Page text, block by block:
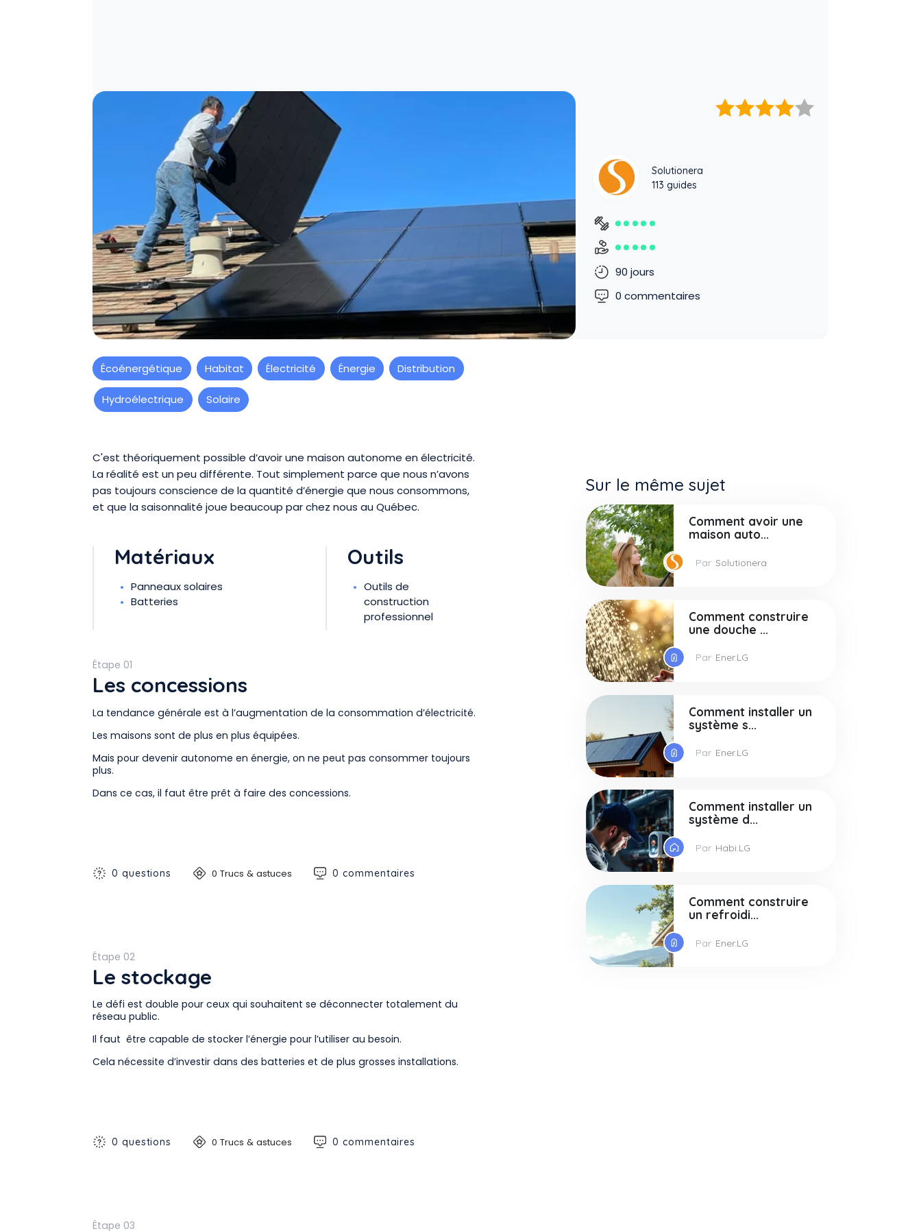
Image
Solutionera
113 guides
90 jours
0 commentaires
Écoénergétique Habitat Électricité Énergie Distribution
Hydroélectrique Solaire
Présentation
C'est théoriquement possible d’avoir une maison autonome en électricité.
La réalité est un peu différente. Tout simplement parce que nous n’avons
pas toujours conscience de la quantité d’énergie que nous consommons,
et que la saisonnalité joue beaucoup par chez nous au Québec.
Matériaux
Panneaux solaires
Batteries
Outils
Outils de
construction
professionnel
Étape 01
Les concessions
La tendance générale est à l’augmentation de la consommation d’électricité.
Les maisons sont de plus en plus équipées.
Mais pour devenir autonome en énergie, on ne peut pas consommer toujours
plus.
Dans ce cas, il faut être prêt à faire des concessions.
0 questions 0 Trucs & astuces 0 commentaires
Étape 02
Le stockage
Le défi est double pour ceux qui souhaitent se déconnecter totalement du
réseau public.
Il faut être capable de stocker l’énergie pour l’utiliser au besoin.
Cela nécessite d’investir dans des batteries et de plus grosses installations.
0 questions 0 Trucs & astuces 0 commentaires
Étape 03
Sur le même sujet
Comment avoir une
maison auto...
Par Solutionera
Comment construire
une douche ...
Par Ener.LG
Comment installer un
système s...
Par Ener.LG
Comment installer un
système d...
Par Habi.LG
Comment construire
un refroidi...
Par Ener.LG